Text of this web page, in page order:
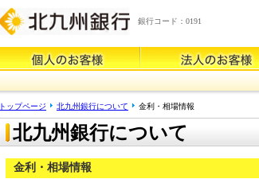
銀行コード：0191
トップページ 北九州銀行について 金利・相場情報
北九州銀行について
金利・相場情報